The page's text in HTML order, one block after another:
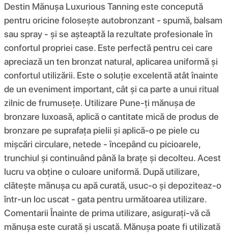
Destin Mănușa Luxurious Tanning este concepută
pentru oricine folosește autobronzant - spumă, balsam
sau spray - și se așteaptă la rezultate profesionale în
confortul propriei case. Este perfectă pentru cei care
apreciază un ten bronzat natural, aplicarea uniformă și
confortul utilizării. Este o soluție excelentă atât înainte
de un eveniment important, cât și ca parte a unui ritual
zilnic de frumusețe. Utilizare Pune-ți mănușa de
bronzare luxoasă, aplică o cantitate mică de produs de
bronzare pe suprafața pielii și aplică-o pe piele cu
mișcări circulare, netede - începând cu picioarele,
trunchiul și continuând până la brațe și decolteu. Acest
lucru va obține o culoare uniformă. După utilizare,
clătește mănușa cu apă curată, usuc-o și depoziteaz-o
într-un loc uscat - gata pentru următoarea utilizare.
Comentarii Înainte de prima utilizare, asigurați-vă că
mănușa este curată și uscată. Mănușa poate fi utilizată